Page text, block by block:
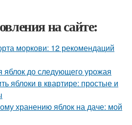
на сайте:
моркови: 12 рекомендаций
яблок до следующего урожая
яблоки в квартире: простые и
хранению яблок на даче: мой